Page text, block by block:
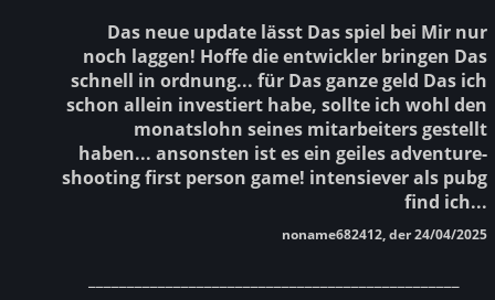
Das neue update lässt Das spiel bei Mir nur
noch laggen! Hoffe die entwickler bringen Das
schnell in ordnung... für Das ganze geld Das ich
schon allein investiert habe, sollte ich wohl den
monatslohn seines mitarbeiters gestellt
haben... ansonsten ist es ein geiles adventure-
shooting first person game! intensiever als pubg
find ich...
noname682412, der 24/04/2025